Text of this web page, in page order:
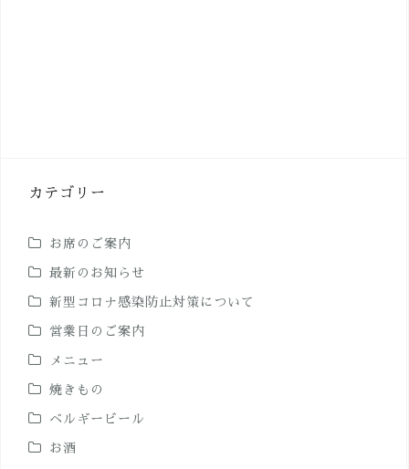
カテゴリー
お席のご案内
最新のお知らせ
新型コロナ感染防止対策について
営業日のご案内
メニュー
焼きもの
ベルギービール
お酒